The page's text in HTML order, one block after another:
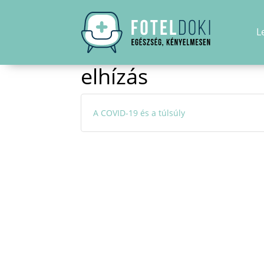
Kezdőoldal Hírek elhízás
elhízás
A COVID-19 és a túlsúly